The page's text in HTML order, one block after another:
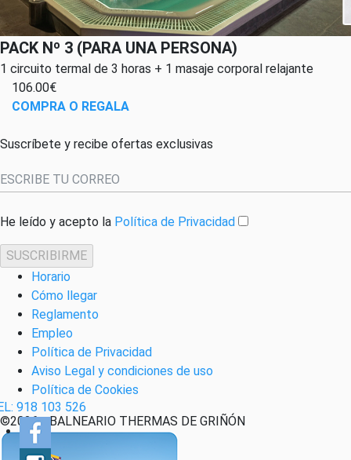
PACK Nº 3 (PARA UNA PERSONA)
1 circuito termal de 3 horas + 1 masaje corporal relajante
106.00€
COMPRA O REGALA
Suscríbete y recibe ofertas exclusivas
He leído y acepto la Política de Privacidad
SUSCRIBIRME
Horario
Cómo llegar
Reglamento
Empleo
Política de Privacidad
Aviso Legal y condiciones de uso
Política de Cookies
©2026 - BALNEARIO THERMAS DE GRIÑÓN
918 103 526